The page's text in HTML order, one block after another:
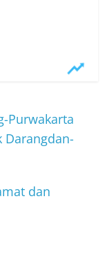
Purwakarta
Darangdan-
dan